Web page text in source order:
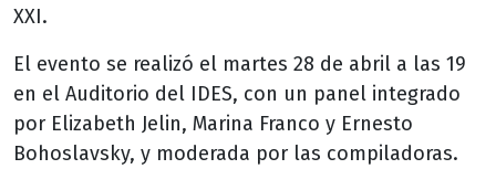
XXI.
El evento se realizó el martes 28 de abril a las 19
en el Auditorio del IDES, con un panel integrado
por Elizabeth Jelin, Marina Franco y Ernesto
Bohoslavsky, y moderada por las compiladoras.